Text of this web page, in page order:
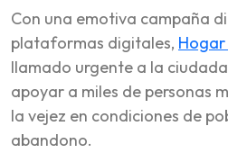
Con una emotiva campaña
plataformas digitales,
llamado urgente a la
apoyar a miles de personas
la vejez en condiciones de
abandono.